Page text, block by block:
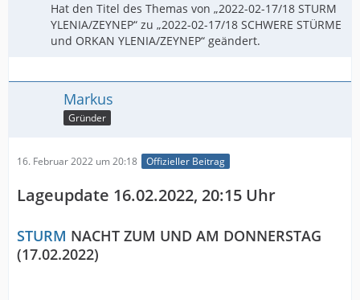
Hat den Titel des Themas von „2022-02-17/18 STURM
YLENIA/ZEYNEP“ zu „2022-02-17/18 SCHWERE STÜRME
und ORKAN YLENIA/ZEYNEP“ geändert.
Markus
Gründer
16. Februar 2022 um 20:18 Offizieller Beitrag
Lageupdate 16.02.2022, 20:15 Uhr
STURM NACHT ZUM UND AM DONNERSTAG
(17.02.2022)